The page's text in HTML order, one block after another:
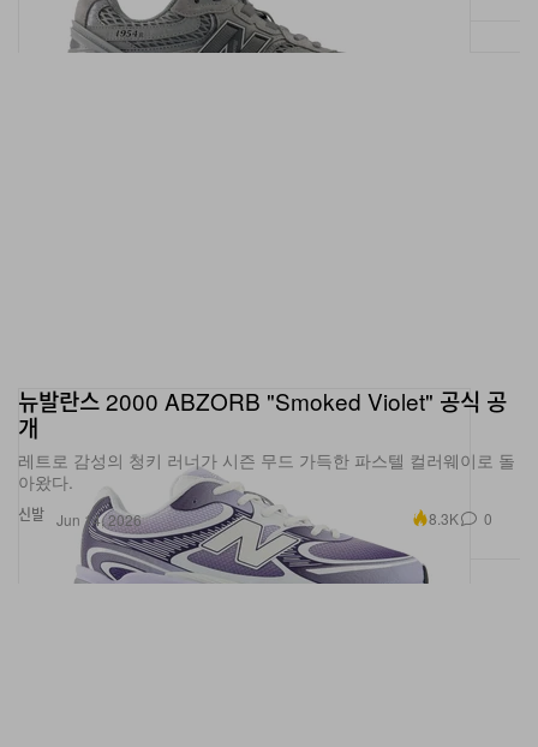
신발
뉴발란스 2000 ABZORB "Smoked Violet" 공식 공
개
레트로 감성의 청키 러너가 시즌 무드 가득한 파스텔 컬러웨이로 돌
아왔다.
Jun 14, 2026 8.3K 0